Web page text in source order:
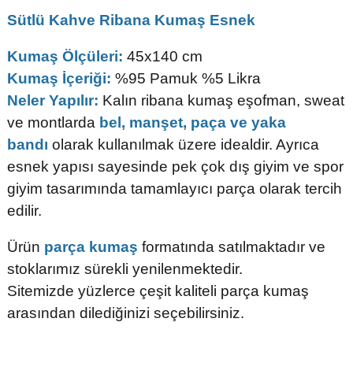
Sütlü Kahve Ribana Kumaş Esnek
Kumaş Ölçüleri: 45x140 cm
Kumaş İçeriği: %95 Pamuk %5 Likra
Neler Yapılır: Kalın ribana kumaş eşofman, sweat
ve montlarda bel, manşet, paça ve yaka
bandı olarak kullanılmak üzere idealdir. Ayrıca
esnek yapısı sayesinde pek çok dış giyim ve spor
giyim tasarımında tamamlayıcı parça olarak tercih
edilir.
Ürün parça kumaş formatında satılmaktadır ve
stoklarımız sürekli yenilenmektedir.
Sitemizde yüzlerce çeşit kaliteli parça kumaş
arasından dilediğinizi seçebilirsiniz.